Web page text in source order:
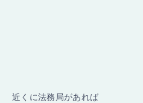
近くに法務局があれば